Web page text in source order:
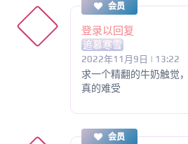
会员
登录以回复
追慕寒雪
2022年11月9日 | 13:22
求一个精翻的牛奶触觉
真的难受
会员